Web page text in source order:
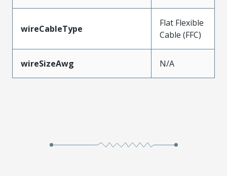
wireCableType
Flat Flexible
Cable (FFC)
wireSizeAwg N/A